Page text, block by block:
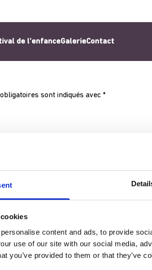
content and ads, to provide
use of our site with our social media,
you’ve provided to them or that they’ve
de l’enfanceGalerieContact
sont indiqués avec *
pour mon prochain commentaire.